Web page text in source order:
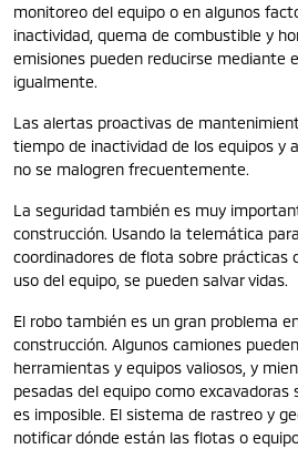
monitoreo del equipo o en algunos
inactividad, quema de combustible y
emisiones pueden reducirse mediante
igualmente.
Las alertas proactivas de
tiempo de inactividad de los equipos y
no se malogren frecuentemente.
La seguridad también es muy
construcción. Usando la telemática
coordinadores de flota sobre prácticas
uso del equipo, se pueden salvar vidas.
El robo también es un gran problema
construcción. Algunos camiones
herramientas y equipos valiosos, y
pesadas del equipo como excavadoras
es imposible. El sistema de rastreo y
notificar dónde están las flotas o